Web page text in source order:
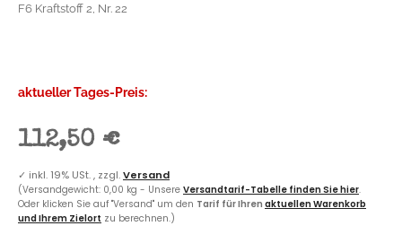
F6 Kraftstoff 2, Nr. 22
aktueller Tages-Preis:
112,50 €
✓ inkl. 19% USt. , zzgl.Versand
(Versandgewicht: 0,00 kg - Unsere Versandtarif-Tabelle finden Sie hier.
Oder klicken Sie auf "Versand" um den Tarif für Ihren aktuellen Warenkorb
und Ihrem Zielort zu berechnen.)